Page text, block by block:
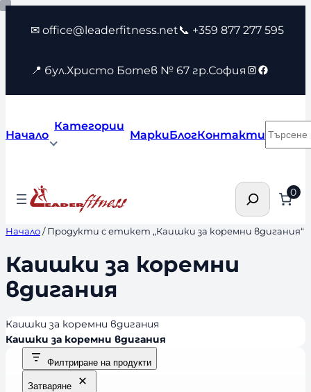
Към
съдържанието
✉ office@leaderfitness.net📞 +359 877 277 595
📍 бул.Христо Ботев № 67 гр.София Instagram
Facebook
Начало
Категории
МаркиБлогКонтакти
Търсене 0
Начало/ Продукти с етикет „Каишки за коремни вдигания“
Каишки за коремни
вдигания
Каишки за коремни вдигания
Каишки за коремни вдигания
Филтриране на продукти
Затваряне